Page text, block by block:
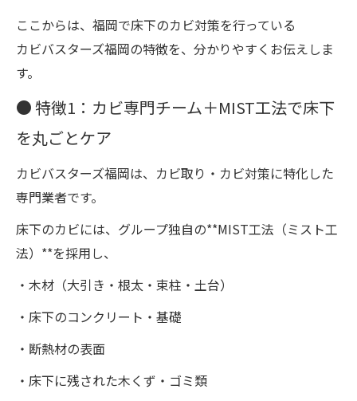
ここからは、福岡で床下のカビ対策を行っている
カビバスターズ福岡の特徴を、分かりやすくお伝えしま
す。
● 特徴1：カビ専門チーム＋MIST工法で床下
を丸ごとケア
カビバスターズ福岡は、カビ取り・カビ対策に特化した
専門業者です。
床下のカビには、グループ独自の**MIST工法（ミスト工
法）**を採用し、
・木材（大引き・根太・束柱・土台）
・床下のコンクリート・基礎
・断熱材の表面
・床下に残された木くず・ゴミ類